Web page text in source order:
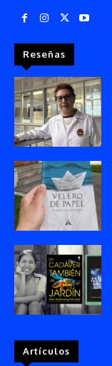
Reseñas
Artículos